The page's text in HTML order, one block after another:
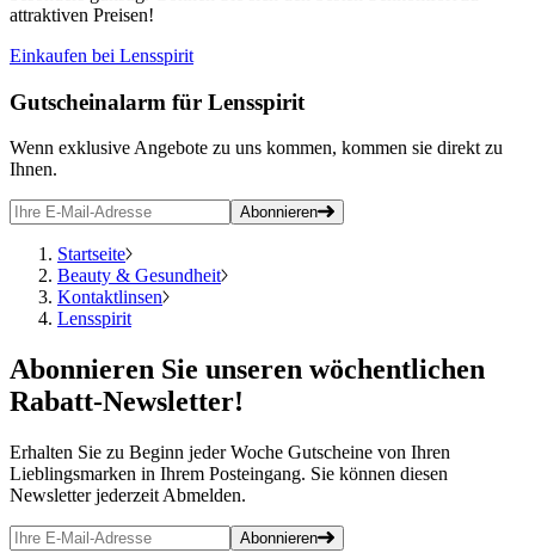
attraktiven Preisen!
Einkaufen bei Lensspirit
Gutscheinalarm für Lensspirit
Wenn exklusive Angebote zu uns kommen, kommen sie direkt zu
Ihnen.
Abonnieren
Startseite
Beauty & Gesundheit
Kontaktlinsen
Lensspirit
Abonnieren Sie unseren wöchentlichen
Rabatt-Newsletter!
Erhalten Sie zu Beginn jeder Woche Gutscheine von Ihren
Lieblingsmarken in Ihrem Posteingang. Sie können diesen
Newsletter jederzeit Abmelden.
Abonnieren